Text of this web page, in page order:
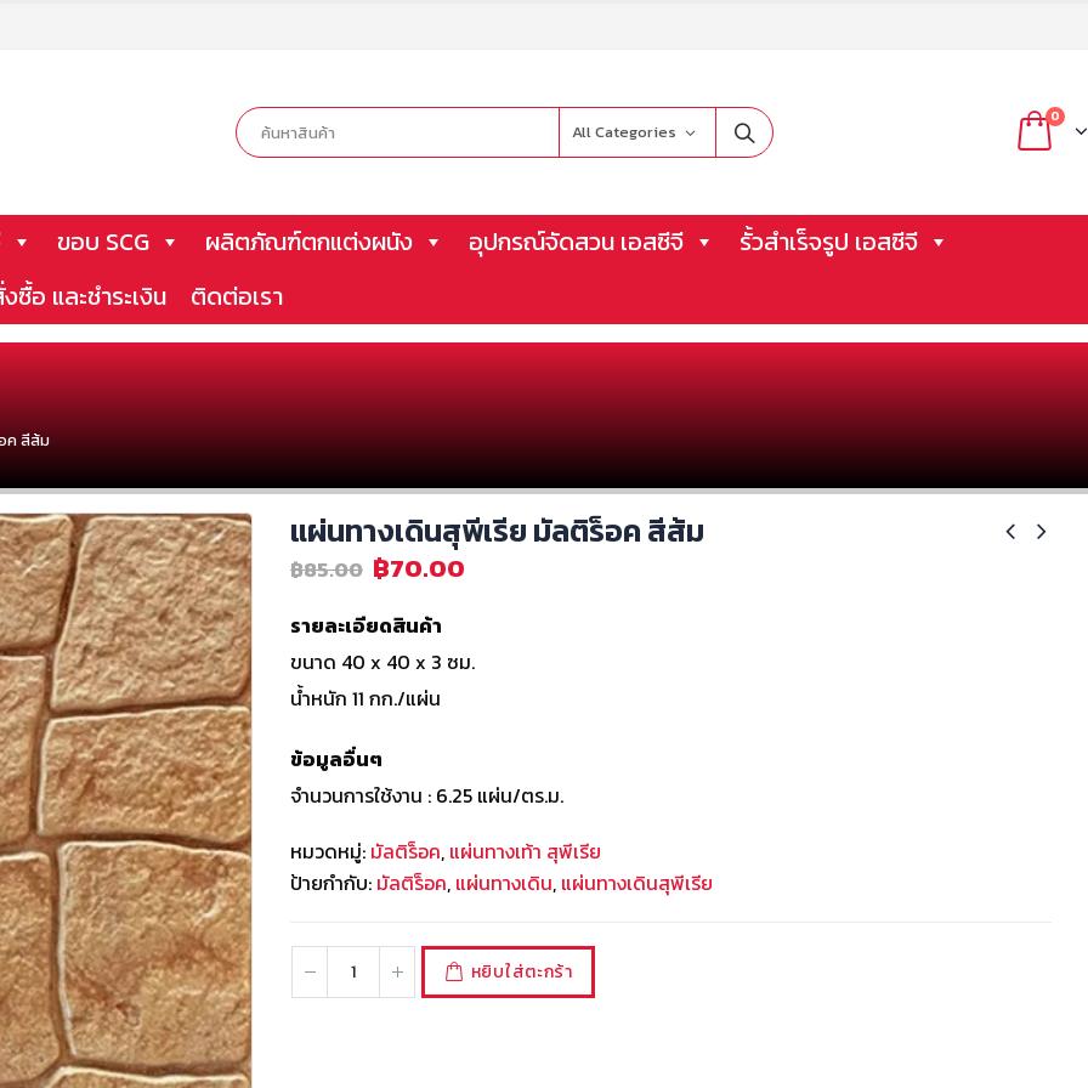
All Categories
0
ขอบ SCG ผลิตภัณฑ์ตกแต่งผนัง อุปกรณ์จัดสวน เอสซีจี
รั้วสำเร็จรูป เอสซีจี
ซื้อ และชำระเงิน
ติดต่อเรา
ค สีส้ม
แผ่นทางเดินสุพีเรีย มัลติร็อค สีส้ม
฿85.00 ฿70.00
รายละเอียดสินค้า
ขนาด 40 x 40 x 3 ซม.
น้ำหนัก 11 กก./แผ่น
ข้อมูลอื่นๆ
จำนวนการใช้งาน : 6.25 แผ่น/ตร.ม.
หมวดหมู่: มัลติร็อค, แผ่นทางเท้า สุพีเรีย
ป้ายกำกับ: มัลติร็อค, แผ่นทางเดิน, แผ่นทางเดินสุพีเรีย
หยิบใส่ตะกร้า